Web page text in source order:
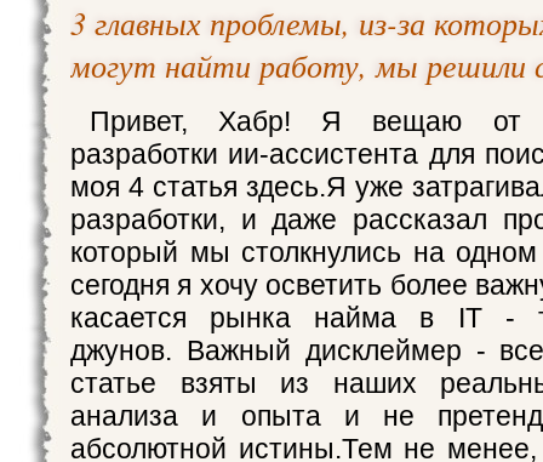
3 главных проблемы, из-за
могут найти работу, мы решили
Привет, Хабр! Я вещаю от
разработки ии-ассистента для
моя 4 статья здесь.Я уже
разработки, и даже рассказал
который мы столкнулись на
сегодня я хочу осветить более
касается рынка найма в IT -
джунов. Важный дисклеймер -
статье взяты из наших
анализа и опыта и не
абсолютной истины.Тем не